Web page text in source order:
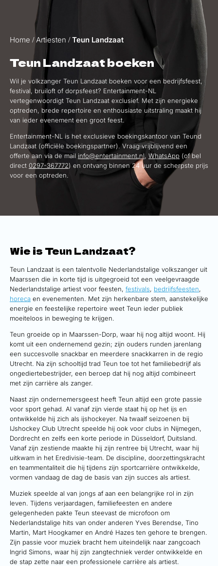
Home /Artiesten /Teun Landzaat
Teun Landzaat boeken
Wil je volkzanger Teun Landzaat boeken voor een bedrijfsfeest,
festival, bruiloft of dorpsfeest? Entertainment-NL
vertegenwoordigt Teun Landzaat exclusief. Met zijn energieke
optreden, brede repertoire en enthousiaste uitstraling maakt hij
van ieder evenement een groot feest.
Entertainment-NL is het exclusieve boekingskantoor van Teund
Landzaat (officiële boekingspartner). Vraag vrijblijvend een
offerte aan via de mail info@entertainment.nl, WhatsApp (of bel
direct 0297-367772) en ontvang binnen 24 uur de scherpste prijs
voor een optreden.
Wie is Teun Landzaat?
Teun Landzaat is een talentvolle Nederlandstalige volkszanger uit
Maarssen die in korte tijd is uitgegroeid tot een veelgevraagde
Nederlandstalige artiest voor feesten, festivals, bedrijfsfeesten,
horeca en evenementen. Met zijn herkenbare stem, aanstekelijke
energie en feestelijke repertoire weet Teun ieder publiek
moeiteloos in beweging te krijgen.
Teun groeide op in Maarssen-Dorp, waar hij nog altijd woont. Hij
komt uit een ondernemend gezin; zijn ouders runden jarenlang
een succesvolle snackbar en meerdere snackkarren in de regio
Utrecht. Na zijn schooltijd trad Teun toe tot het familiebedrijf als
ongediertebestrijder, een beroep dat hij nog altijd combineert
met zijn carrière als zanger.
Naast zijn ondernemersgeest heeft Teun altijd een grote passie
voor sport gehad. Al vanaf zijn vierde staat hij op het ijs en
ontwikkelde hij zich als ijshockeyer. Na twaalf seizoenen bij
IJshockey Club Utrecht speelde hij ook voor clubs in Nijmegen,
Dordrecht en zelfs een korte periode in Düsseldorf, Duitsland.
Vanaf zijn zestiende maakte hij zijn rentree bij Utrecht, waar hij
uitkwam in het Eredivisie-team. De discipline, doorzettingskracht
en teammentaliteit die hij tijdens zijn sportcarrière ontwikkelde,
vormen vandaag de dag de basis van zijn succes als artiest.
Muziek speelde al van jongs af aan een belangrijke rol in zijn
leven. Tijdens verjaardagen, familiefeesten en andere
gelegenheden pakte Teun steevast de microfoon om
Nederlandstalige hits van onder anderen Yves Berendse, Tino
Martin, Mart Hoogkamer en André Hazes ten gehore te brengen.
Zijn passie voor muziek bracht hem uiteindelijk naar zangcoach
Ingrid Simons, waar hij zijn zangtechniek verder ontwikkelde en
de stap zette naar een professionele carrière als artiest.